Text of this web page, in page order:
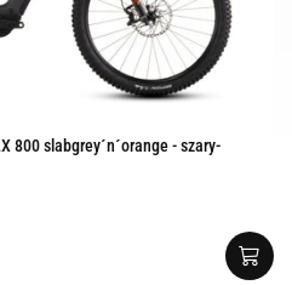
800 slabgrey´n´orange - szary-